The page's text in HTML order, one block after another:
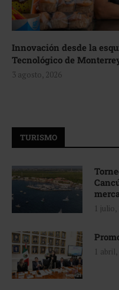
Innovación desde la
Tecnológico de
3 agosto, 2026
TURISMO
1 julio,
1